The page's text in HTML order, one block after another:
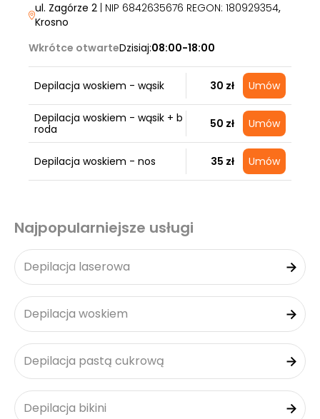
ul. Zagórze 2 | NIP 6842635676 REGON: 180929354,
Krosno
Wkrótce otwarteDzisiaj:08:00-18:00
Depilacja woskiem - wąsik 30 zł Umów
Depilacja woskiem - wąsik + b
roda
50 zł Umów
Depilacja woskiem - nos 35 zł Umów
Najpopularniejsze usługi
Depilacja laserowa
Depilacja woskiem
Depilacja pastą cukrową
Depilacja bikini